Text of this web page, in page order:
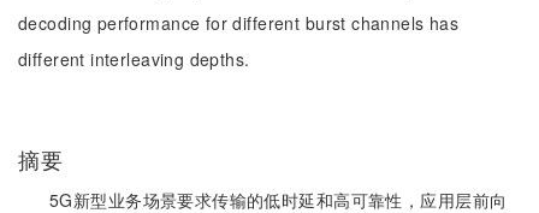
decoding performance for different burst channels has
different interleaving depths.
摘要
5G新型业务场景要求传输的低时延和高可靠性，应用层前向